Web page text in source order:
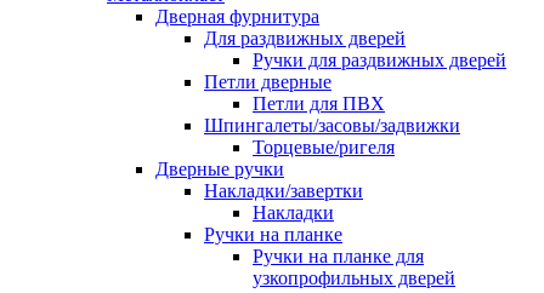
Дверная фурнитура
Для раздвижных дверей
Ручки для раздвижных дверей
Петли дверные
Петли для ПВХ
Шпингалеты/засовы/задвижки
Торцевые/ригеля
Дверные ручки
Накладки/завертки
Накладки
Ручки на планке
Ручки на планке для
узкопрофильных дверей